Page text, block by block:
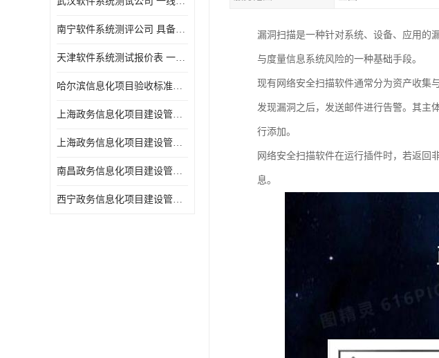
南宁软件系统测评公司 具备CMA/CNAS资质 出具正规测试报告
天津软件系统测试报价表 一线实验室 了解更多的测试信息
哈尔滨信息化项目验收标准单位
上海政务信息化项目建设管理办法价格
上海政务信息化项目建设管理办法机构
南昌政务信息化项目建设管理办法实验室
西宁政务信息化项目建设管理办法报告
漏洞扫描是一种针对系统、设备、应用的
与度量信息系统风险的一种基础手段。
现有网络安全扫描软件通常分为资产收集
发现漏洞之后，发送邮件进行告警。其主
行添加。
网络安全扫描软件在运行插件时，若返回
息。